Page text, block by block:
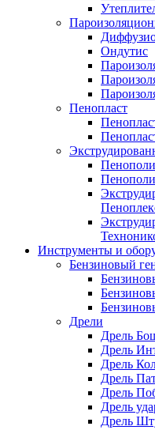
Ондутис
Пенопласт
Инструменты и
Бензиновый
Дрели
Дрель
Дрель
Дрель
Дрель
Дрель
Дрель
Дрель